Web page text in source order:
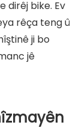
dirêj bike. Ev
rêça teng û
ji bo
jê